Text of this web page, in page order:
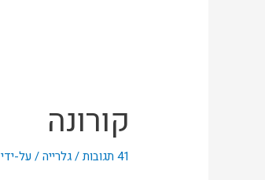
קורונה
41 תגובות /גלרייה/ על-ידי